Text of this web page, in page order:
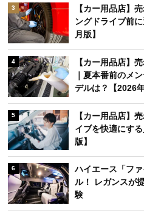
3
【カー用品店】
ングドライブ前
月版】
4
【カー用品店】
｜夏本番前のメ
デルは？【2026年
5
【カー用品店】
イブを快適にす
版】
6
ハイエース「フ
ル！ レガンスが
験